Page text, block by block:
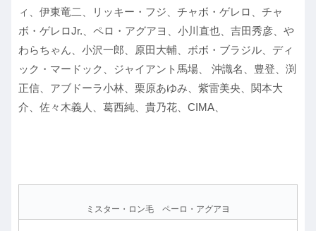
ィ、伊東竜二、リッキー・フジ、チャボ・ゲレロ、チャ
ボ・ゲレロJr.、ペロ・アグアヨ、小川直也、吉田秀彦、や
わらちゃん、小沢一郎、原田大輔、ボボ・ブラジル、ディ
ック・マードック、ジャイアント馬場、 沖識名、豊登、渕
正信、アブドーラ小林、栗原あゆみ、紫雷美央、関本大
介、佐々木義人、葛西純、貴乃花、CIMA、
ミスター・ロン毛 ペーロ・アグアヨ